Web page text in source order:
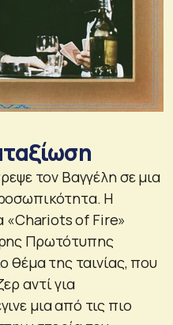
τον Βαγγέλη σε μια
Η
«Chariots of Fire»
Πρωτότυπης
θέμα της ταινίας, που
αντί για
μια από τις πιο